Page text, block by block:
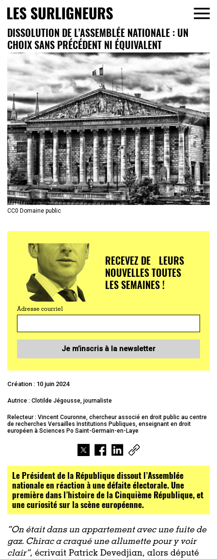
DISSOLUTION DE L’ASSEMBLÉE NATIONALE : UN
CHOIX SANS PRÉCÉDENT NI ÉQUIVALENT
CC0 Domaine public
RECEVEZ DE LEURS
NOUVELLES TOUTES
LES SEMAINES !
Adresse courriel
Je m’inscris à la newsletter
Création : 10 juin 2024
Autrice : Clotilde Jégousse, journaliste
Relecteur : Vincent Couronne, chercheur associé en droit public au centre
de recherches Versailles Institutions Publiques, enseignant en droit
européen à Sciences Po Saint-Germain-en-Laye
Le Président de la République dissout l’Assemblée
nationale en réaction à une défaite électorale. Une
première dans l’histoire de la Cinquième République, et
une curiosité sur la scène européenne.
“On était dans un appartement avec une fuite de
gaz. Chirac a craqué une allumette pour y voir
clair”, écrivait Patrick Devedjian, alors député